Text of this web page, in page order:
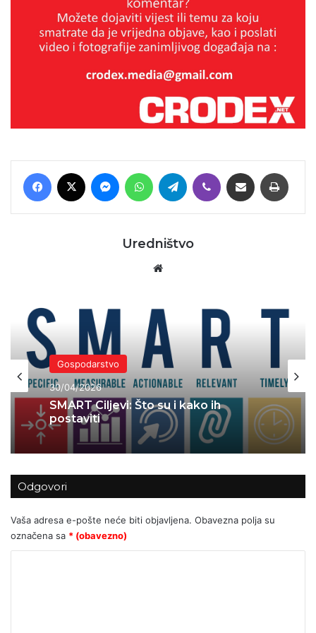
Facebook MessengerWhatsAppTelegram Viber Podijeli putem E-maila
Uredništvo
Gospodarstvo
30/04/2026
SMART Ciljevi: Što su i kako ih
postaviti
Odgovori
Vaša adresa e-pošte neće biti objavljena. Obavezna polja su
označena sa * (obavezno)